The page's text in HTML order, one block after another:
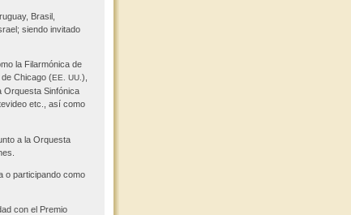
Brasil,
siendo invitado
la Filarmónica de
Chicago (EE. UU. ),
Orquesta Sinfónica
etc., así como
a la Orquesta
o participando como
con el Premio